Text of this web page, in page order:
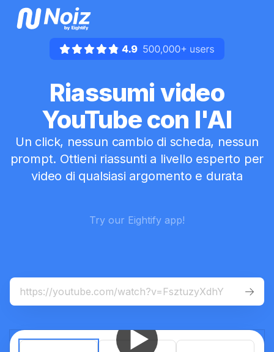
Riassumi video
YouTube con l'AI
Un click, nessun cambio di scheda, nessun
prompt. Ottieni riassunti a livello esperto per
video di qualsiasi argomento e durata
Try our Eightify app!
For mobile iOS App Android App 